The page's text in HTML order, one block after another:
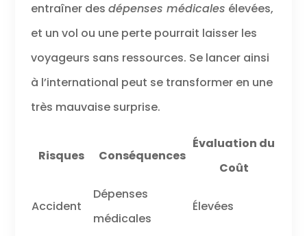
entraîner des dépenses médicales élevées,
et un vol ou une perte pourrait laisser les
voyageurs sans ressources. Se lancer ainsi
à l’international peut se transformer en une
très mauvaise surprise.
Risques Conséquences
Évaluation du
Coût
Accident
Dépenses
médicales
Élevées